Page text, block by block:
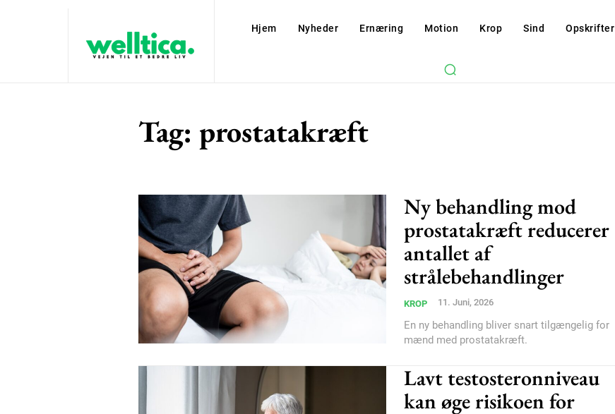
Subscription Plans
Hjem Nyheder Ernæring Motion Krop Sind Opskrifter
Tag: prostatakræft
Ny behandling mod
prostatakræft reducerer
antallet af
strålebehandlinger
KROP 11. Juni, 2026
En ny behandling bliver snart tilgængelig for
mænd med prostatakræft.
Lavt testosteronniveau
kan øge risikoen for